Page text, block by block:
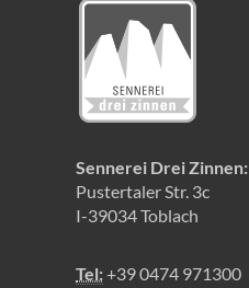
Sennerei Drei Zinnen:
Pustertaler Str. 3c
I-39034 Toblach
Tel:+39 0474 971300